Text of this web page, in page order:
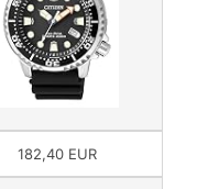
182,40 EUR